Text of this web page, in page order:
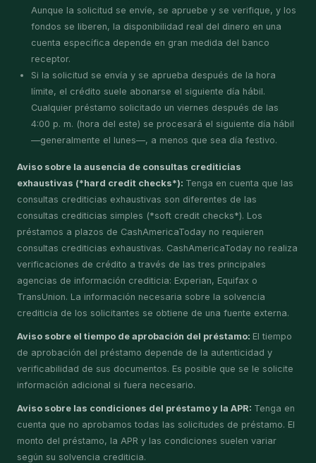
Aunque la solicitud se envíe, se apruebe y se verifique, y los
fondos se liberen, la disponibilidad real del dinero en una
cuenta específica depende en gran medida del banco
receptor.
Si la solicitud se envía y se aprueba después de la hora
límite, el crédito suele abonarse el siguiente día hábil.
Cualquier préstamo solicitado un viernes después de las
4:00 p. m. (hora del este) se procesará el siguiente día hábil
—generalmente el lunes—, a menos que sea día festivo.
Aviso sobre la ausencia de consultas crediticias
exhaustivas (*hard credit checks*): Tenga en cuenta que las
consultas crediticias exhaustivas son diferentes de las
consultas crediticias simples (*soft credit checks*). Los
préstamos a plazos de CashAmericaToday no requieren
consultas crediticias exhaustivas. CashAmericaToday no realiza
verificaciones de crédito a través de las tres principales
agencias de información crediticia: Experian, Equifax o
TransUnion. La información necesaria sobre la solvencia
crediticia de los solicitantes se obtiene de una fuente externa.
Aviso sobre el tiempo de aprobación del préstamo: El tiempo
de aprobación del préstamo depende de la autenticidad y
verificabilidad de sus documentos. Es posible que se le solicite
información adicional si fuera necesario.
Aviso sobre las condiciones del préstamo y la APR: Tenga en
cuenta que no aprobamos todas las solicitudes de préstamo. El
monto del préstamo, la APR y las condiciones suelen variar
según su solvencia crediticia.